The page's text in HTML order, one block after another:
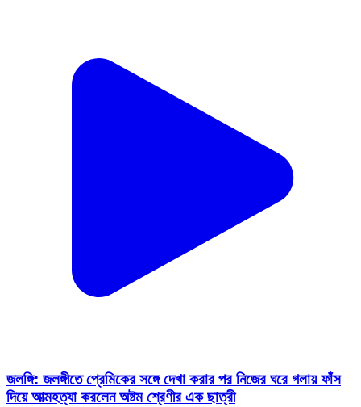
জলঙ্গি: জলঙ্গীতে প্রেমিকের সঙ্গে দেখা করার পর নিজের ঘরে গলায় ফাঁস
দিয়ে আত্মহত্যা করলেন অষ্টম শ্রেণীর এক ছাত্রী